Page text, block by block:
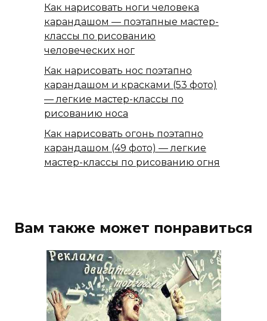
Как нарисовать ноги человека
карандашом — поэтапные мастер-
классы по рисованию
человеческих ног
Как нарисовать нос поэтапно
карандашом и красками (53 фото)
— легкие мастер-классы по
рисованию носа
Как нарисовать огонь поэтапно
карандашом (49 фото) — легкие
мастер-классы по рисованию огня
Вам также может понравиться